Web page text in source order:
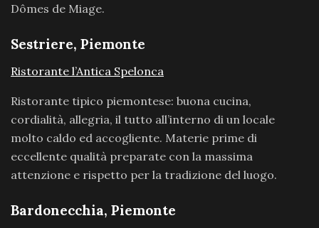
Dômes de Miage.
Sestriere, Piemonte
Ristorante l’Antica Spelonca
Ristorante tipico piemontese: buona cucina,
cordialità, allegria, il tutto all’interno di un locale
molto caldo ed accogliente. Materie prime di
eccellente qualità preparate con la massima
attenzione e rispetto per la tradizione del luogo.
Bardonecchia, Piemonte